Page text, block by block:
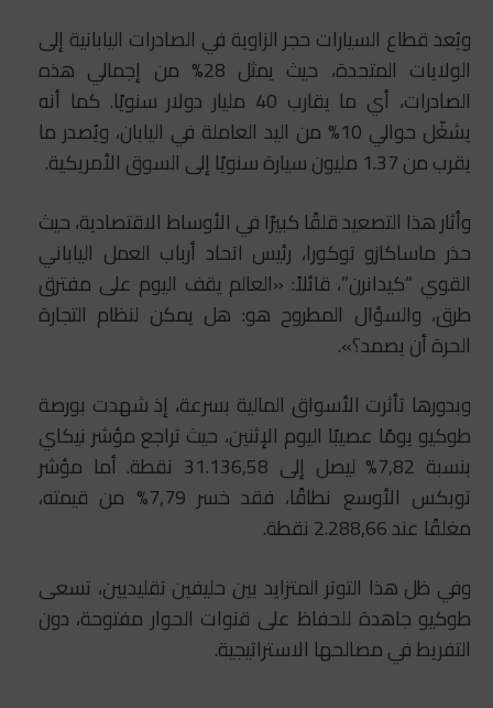
ويُعد قطاع السيارات حجر الزاوية في الصادرات اليابانية إلى
الولايات المتحدة، حيث يمثل 28% من إجمالي هذه
الصادرات، أي ما يقارب 40 مليار دولار سنويًا. كما أنه
يشغّل حوالي 10% من اليد العاملة في اليابان، ويُصدر ما
يقرب من 1.37 مليون سيارة سنويًا إلى السوق الأمريكية.
وأثار هذا التصعيد قلقًا كبيرًا في الأوساط الاقتصادية، حيث
حذر ماساكازو توكورا، رئيس اتحاد أرباب العمل الياباني
القوي “كيدانرن”، قائلاً: «العالم يقف اليوم على مفترق
طرق، والسؤال المطروح هو: هل يمكن لنظام التجارة
الحرة أن يصمد؟».
وبدورها تأثرت الأسواق المالية بسرعة، إذ شهدت بورصة
طوكيو يومًا عصيبًا اليوم الإثنين، حيث تراجع مؤشر نيكاي
بنسبة 7,82% ليصل إلى 31.136,58 نقطة. أما مؤشر
توبكس الأوسع نطاقًا، فقد خسر 7,79% من قيمته،
مغلقًا عند 2.288,66 نقطة.
وفي ظل هذا التوتر المتزايد بين حليفين تقليديين، تسعى
طوكيو جاهدة للحفاظ على قنوات الحوار مفتوحة، دون
التفريط في مصالحها الاستراتيجية.